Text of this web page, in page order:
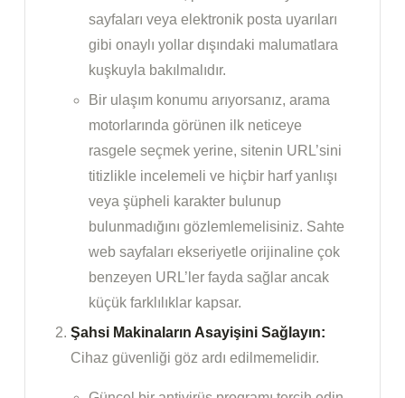
sayfaları veya elektronik posta uyarıları
gibi onaylı yollar dışındaki malumatlara
kuşkuyla bakılmalıdır.
Bir ulaşım konumu arıyorsanız, arama
motorlarında görünen ilk neticeye
rasgele seçmek yerine, sitenin URL’sini
titizlikle incelemeli ve hiçbir harf yanlışı
veya şüpheli karakter bulunup
bulunmadığını gözlemlemelisiniz. Sahte
web sayfaları ekseriyetle orijinaline çok
benzeyen URL’ler fayda sağlar ancak
küçük farklılıklar kapsar.
Şahsi Makinaların Asayişini Sağlayın:
Cihaz güvenliği göz ardı edilmemelidir.